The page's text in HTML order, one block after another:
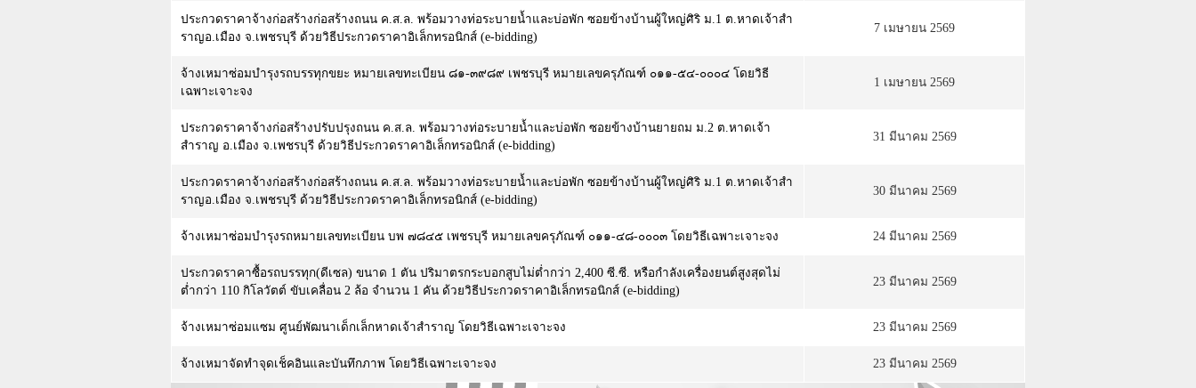
ประกวดราคาจ้างก่อสร้างก่อสร้างถนน ค.ส.ล. พร้อมวางท่อระบายน้ำและบ่อพัก ซอยข้างบ้านผู้ใหญ่ศิริ ม.1 ต.หาดเจ้าสำ
ราญอ.เมือง จ.เพชรบุรี ด้วยวิธีประกวดราคาอิเล็กทรอนิกส์ (e-bidding)
7 เมษายน 2569
จ้างเหมาซ่อมบำรุงรถบรรทุกขยะ หมายเลขทะเบียน ๘๑-๓๙๘๙ เพชรบุรี หมายเลขครุภัณฑ์ ๐๑๑-๕๔-๐๐๐๔ โดยวิธี
เฉพาะเจาะจง
1 เมษายน 2569
ประกวดราคาจ้างก่อสร้างปรับปรุงถนน ค.ส.ล. พร้อมวางท่อระบายน้ำและบ่อพัก ซอยข้างบ้านยายถม ม.2 ต.หาดเจ้า
สำราญ อ.เมือง จ.เพชรบุรี ด้วยวิธีประกวดราคาอิเล็กทรอนิกส์ (e-bidding)
31 มีนาคม 2569
ประกวดราคาจ้างก่อสร้างก่อสร้างถนน ค.ส.ล. พร้อมวางท่อระบายน้ำและบ่อพัก ซอยข้างบ้านผู้ใหญ่ศิริ ม.1 ต.หาดเจ้าสำ
ราญอ.เมือง จ.เพชรบุรี ด้วยวิธีประกวดราคาอิเล็กทรอนิกส์ (e-bidding)
30 มีนาคม 2569
จ้างเหมาซ่อมบำรุงรถหมายเลขทะเบียน บพ ๗๘๔๕ เพชรบุรี หมายเลขครุภัณฑ์ ๐๑๑-๔๘-๐๐๐๓ โดยวิธีเฉพาะเจาะจง 24 มีนาคม 2569
ประกวดราคาซื้อรถบรรทุก(ดีเซล) ขนาด 1 ตัน ปริมาตรกระบอกสูบไม่ต่ำกว่า 2,400 ซี.ซี. หรือกำลังเครื่องยนต์สูงสุดไม่
ต่ำกว่า 110 กิโลวัตต์ ขับเคลื่อน 2 ล้อ จำนวน 1 คัน ด้วยวิธีประกวดราคาอิเล็กทรอนิกส์ (e-bidding)
23 มีนาคม 2569
จ้างเหมาซ่อมแซม ศูนย์พัฒนาเด็กเล็กหาดเจ้าสำราญ โดยวิธีเฉพาะเจาะจง 23 มีนาคม 2569
จ้างเหมาจัดทำจุดเช็คอินและบันทึกภาพ โดยวิธีเฉพาะเจาะจง 23 มีนาคม 2569